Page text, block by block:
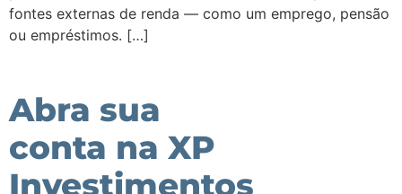
fontes externas de renda — como um emprego, pensão
ou empréstimos. […]
Abra sua
conta na XP
Investimentos